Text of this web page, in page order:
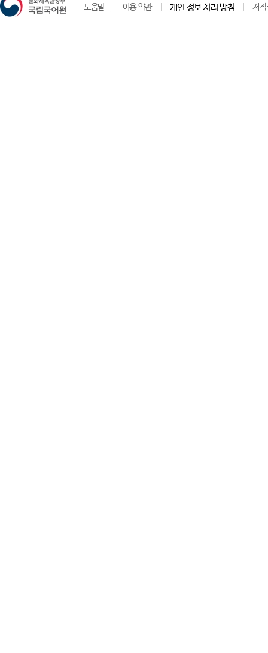
도움말 이용 약관 개인 정보 처리 방침 저